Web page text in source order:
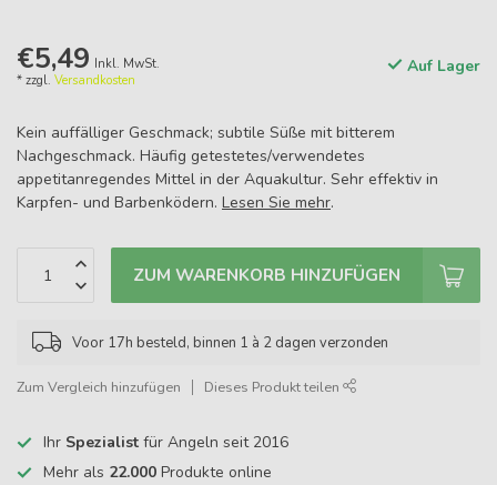
€5,49 Inkl. MwSt.
* zzgl. Versandkosten
Auf Lager
Kein auffälliger Geschmack; subtile Süße mit bitterem
Nachgeschmack. Häufig getestetes/verwendetes
appetitanregendes Mittel in der Aquakultur. Sehr effektiv in
Karpfen- und Barbenködern. Lesen Sie mehr.
ZUM WARENKORB HINZUFÜGEN
Voor 17h besteld, binnen 1 à 2 dagen verzonden
Zum Vergleich hinzufügen Dieses Produkt teilen
Ihr Spezialist für Angeln seit 2016
Mehr als 22.000 Produkte online